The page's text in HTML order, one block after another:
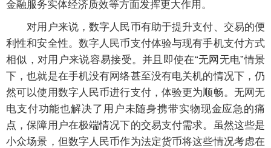
金融服务实体经济质效等方面发挥更大作用。
对用户来说，数字人民币有助于提升支付、交易的便
利性和安全性。数字人民币支付体验与现有手机支付方式
相似，对用户来说容易接受。并且即使在“无网无电”情景
下，也就是在手机没有网络甚至没有电关机的情况下，仍
然可以使用数字人民币进行支付，体验更为顺畅。无网无
电支付功能也解决了用户未随身携带实物现金应急的痛
点，保障用户在极端情况下的交易支付需求。虽然这些是
小众场景，但数字人民币作为法定货币将这些情况考虑在